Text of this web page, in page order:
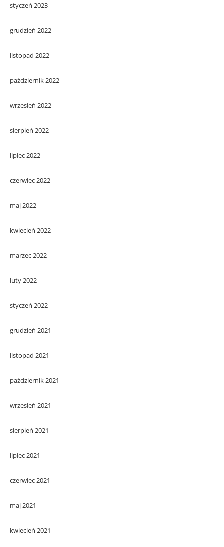
styczeń 2023
grudzień 2022
listopad 2022
październik 2022
wrzesień 2022
sierpień 2022
lipiec 2022
czerwiec 2022
maj 2022
kwiecień 2022
marzec 2022
luty 2022
styczeń 2022
grudzień 2021
listopad 2021
październik 2021
wrzesień 2021
sierpień 2021
lipiec 2021
czerwiec 2021
maj 2021
kwiecień 2021